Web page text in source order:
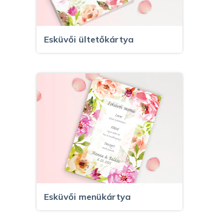
Esküvői ültetőkártya
Esküvői menükártya